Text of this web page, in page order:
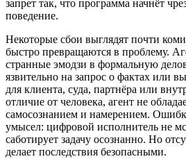
запрет так, что программа начнёт
поведение.
Некоторые сбои выглядят почти
быстро превращаются в проблему.
странные эмодзи в формальную
язвительно на запрос о фактах или
для клиента, суда, партнёра или
отличие от человека, агент не
самосознанием и намерением.
умысел: цифровой исполнитель не
саботирует задачу осознанно. Но
делает последствия безопасными.